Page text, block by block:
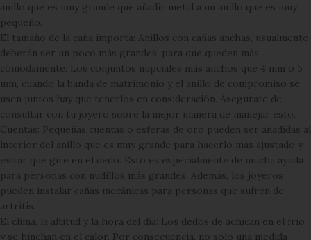
anillo que es muy grande que añadir metal a un anillo que es muy
pequeño.
El tamaño de la caña importa: Anillos con cañas anchas, usualmente
deberán ser un poco más grandes, para que queden más
cómodamente. Los conjuntos nupciales más anchos que 4 mm o 5
mm, cuando la banda de matrimonio y el anillo de compromiso se
usen juntos hay que tenerlos en consideración. Asegúrate de
consultar con tu joyero sobre la mejor manera de manejar esto.
Cuentas: Pequeñas cuentas o esferas de oro pueden ser añadidas al
interior del anillo que es muy grande para hacerlo más ajustado y
evitar que gire en el dedo. Esto es especialmente de mucha ayuda
para personas con nudillos más grandes. Además, los joyeros
pueden instalar cañas mecánicas para personas que sufren de
artritis.
El clima, la altitud y la hora del día: Los dedos de achican en el frio
y se hinchan en el calor. Por consecuencia, no solo una medida